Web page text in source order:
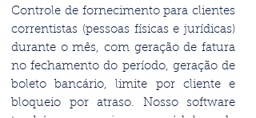
Controle de fornecimento para clientes
correntistas (pessoas físicas e jurídicas)
durante o mês, com geração de fatura
no fechamento do período, geração de
boleto bancário, limite por cliente e
bloqueio por atraso. Nosso software